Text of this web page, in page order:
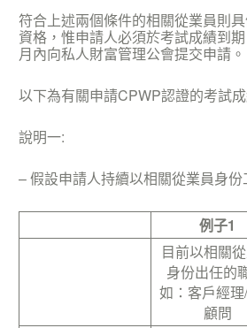
符合上述兩個條件的相關從業員則
資格，惟申請人必須於考試成績到
月內向私人財富管理公會提交申請。
以下為有關申請CPWP認證的考試
說明一:
– 假設申請人持續以相關從業員身份
例子1
目前以相關
身份出任的
如：客戶經
顧問